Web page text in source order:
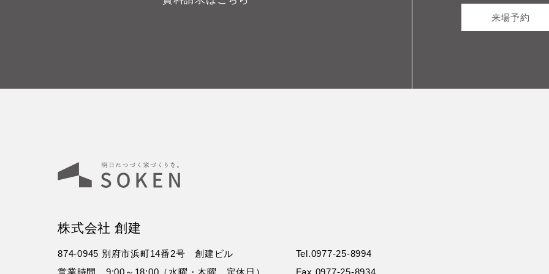
来場予約
株式会社 創建
874-0945 別府市浜町14番2号 創建ビル
営業時間 9:00～18:00（水曜・木曜 定休日）
Tel.0977-25-8994
Fax.0977-25-8934